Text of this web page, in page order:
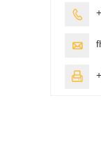


